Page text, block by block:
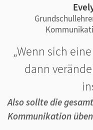
Wenn sich
dann
Also sollte die
Kommunikation